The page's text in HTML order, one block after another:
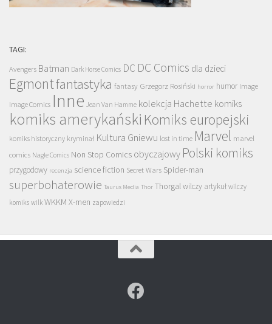
TAGI:
Avengers Batman Dark Horse Comics DC DC Comics dla dzieci
Egmontfantastyka fantasy Grzegorz Rosiński horror humor Image
Image Comics Inne Jean Van Hamme kolekcja Hachette komiks
komiks amerykański Komiks europejski
komiks historyczny kryminał Kultura Gniewu lost in time Marvel marvel
comics Nagle Comics Non Stop Comics obyczajowy Polski komiks
przygodowy recenzja science fiction Secret Wars Spider-man
superbohaterowie Taurus Media Thor Thorgalwilczy artykuł wilczy
komiks wilk WKKM X-men zapowiedzi